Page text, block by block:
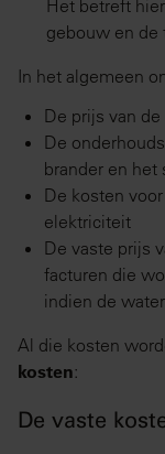
Het betreft
gebouw en de
In het algemeen
De prijs van
De
brander en het
De kosten
elektriciteit
De vaste prijs
facturen die
indien de
Al die kosten
kosten:
De vaste